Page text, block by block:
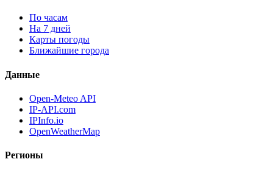
По часам
На 7 дней
Карты погоды
Ближайшие города
Данные
Open-Meteo API
IP-API.com
IPInfo.io
OpenWeatherMap
Регионы